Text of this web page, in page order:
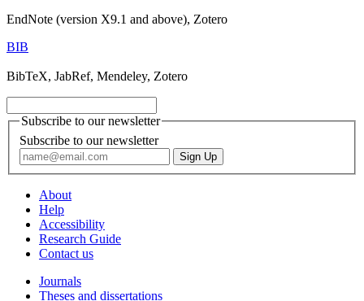
EndNote (version X9.1 and above), Zotero
BIB
BibTeX, JabRef, Mendeley, Zotero
Subscribe to our newsletter
Subscribe to our newsletter
About
Help
Accessibility
Research Guide
Contact us
Journals
Theses and dissertations